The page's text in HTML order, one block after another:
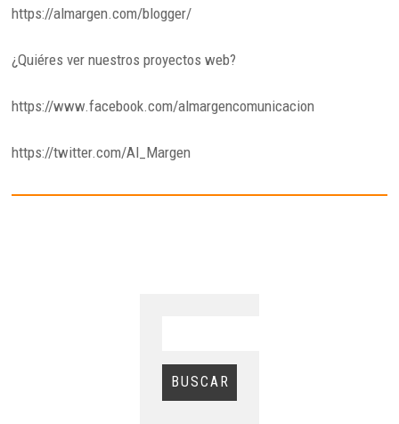
https://almargen.com/blogger/
¿Quiéres ver nuestros proyectos web?
https://www.facebook.com/almargencomunicacion
https://twitter.com/Al_Margen